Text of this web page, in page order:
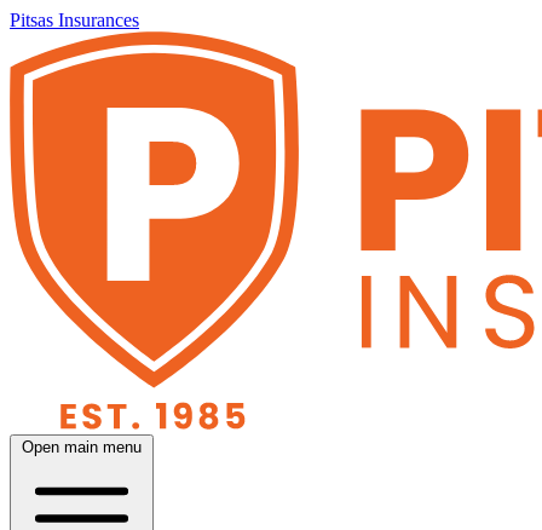
Pitsas Insurances
Open main menu